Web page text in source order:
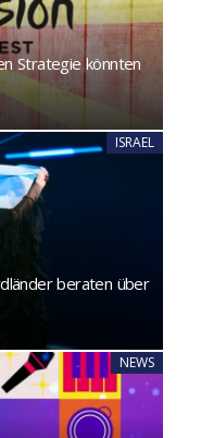
Strategie könnten
ISRAEL
beraten über
NEWS